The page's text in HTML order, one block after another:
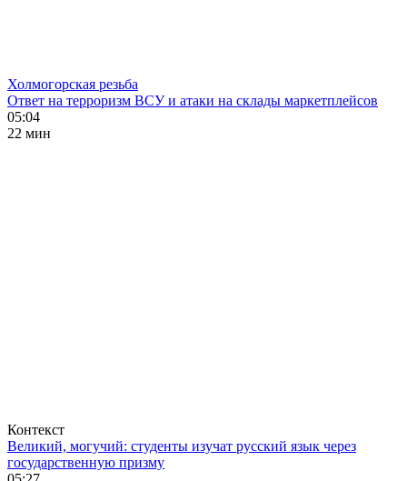
Холмогорская резьба
Ответ на терроризм ВСУ и атаки на склады маркетплейсов
05:04
22 мин
Контекст
Великий, могучий: студенты изучат русский язык через
государственную призму